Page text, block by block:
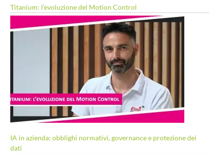
Titanium: l’evoluzione del Motion Control
IA in azienda: obblighi normativi, governance e protezione dei
dati